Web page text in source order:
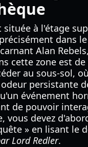
située à l'étage
dans
Alan
cette zone est
au sous-sol,
persistante
événement
de pouvoir
vous devez
» en lisant le
Lord Redler.